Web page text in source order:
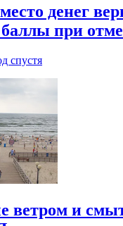
денег
при
спустя
ветром и